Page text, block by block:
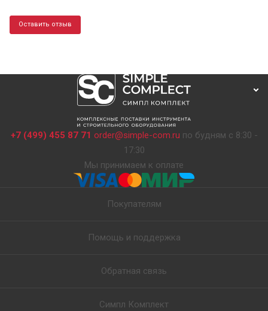
Оставить отзыв
+7 (499) 455 87 71 order@simple-com.ru по будням с 8:30 -
17:30
Мы принимаем к оплате
Покупателям
Помощь и поддержка
Обратная связь
Симпл Комплект